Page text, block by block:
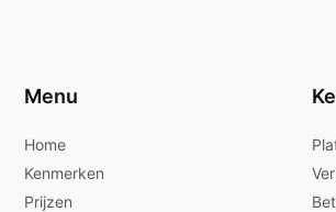
Menu
Home
Kenmerken
Prijzen